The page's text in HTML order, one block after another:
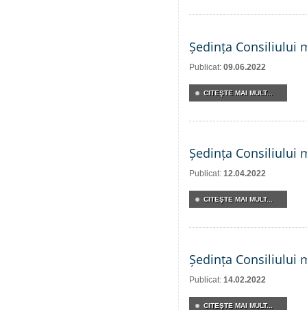
Ședința Consiliului
Publicat: 09.06.2022
CITEŞTE MAI MULT...
Ședința Consiliului
Publicat: 12.04.2022
CITEŞTE MAI MULT...
Ședința Consiliului
Publicat: 14.02.2022
CITEŞTE MAI MULT...